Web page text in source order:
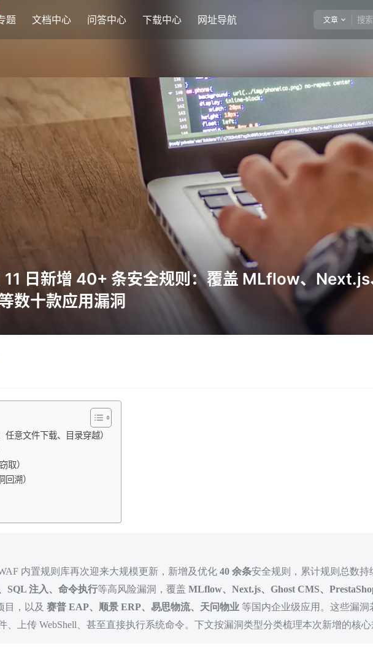
题 文档中心 问答中心 下载中心 网址导航 文章
11 日新增 40+ 条安全规则：覆盖 MLflow、
数十款应用漏洞
意文件下载、目录穿越）
取）
溯）
内置规则库再次迎来大规模更新，新增及优化 40 余条安全规则，累计规则总数持
SQL 注入、命令执行等高风险漏洞，覆盖 MLflow、Next.js、Ghost CMS、
目，以及 赛普 EAP、顺景 ERP、易思物流、天问物业 等国内企业级应用。这些漏洞
、上传 WebShell、甚至直接执行系统命令。下文按漏洞类型分类梳理本次新增的核心